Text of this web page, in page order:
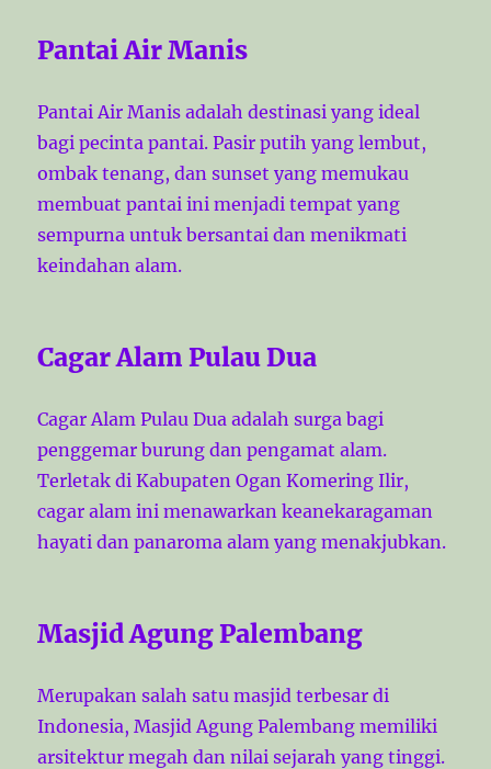
Pantai Air Manis
Pantai Air Manis adalah destinasi yang ideal
bagi pecinta pantai. Pasir putih yang lembut,
ombak tenang, dan sunset yang memukau
membuat pantai ini menjadi tempat yang
sempurna untuk bersantai dan menikmati
keindahan alam.
Cagar Alam Pulau Dua
Cagar Alam Pulau Dua adalah surga bagi
penggemar burung dan pengamat alam.
Terletak di Kabupaten Ogan Komering Ilir,
cagar alam ini menawarkan keanekaragaman
hayati dan panaroma alam yang menakjubkan.
Masjid Agung Palembang
Merupakan salah satu masjid terbesar di
Indonesia, Masjid Agung Palembang memiliki
arsitektur megah dan nilai sejarah yang tinggi.